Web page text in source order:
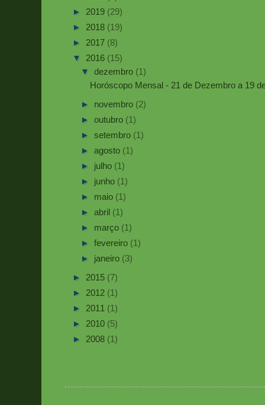
► 2019 (29)
► 2018 (19)
► 2017 (8)
▼ 2016 (15)
▼dezembro (1)
Horóscopo Mensal - 21 de Dezembro a 19
► novembro (2)
►outubro (1)
►setembro (1)
►agosto (1)
► julho (1)
► junho (1)
► maio (1)
►abril (1)
► março (1)
►fevereiro (1)
► janeiro (3)
► 2015 (7)
► 2012 (1)
► 2011 (1)
► 2010 (5)
► 2008 (1)